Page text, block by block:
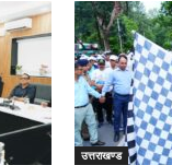
उत्तराखण्ड